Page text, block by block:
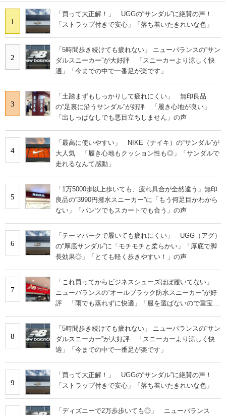
1
「買って大正解！」 UGGの“サンダル”に絶賛の声！
「ストラップ付きで安心」「落ち着いたきれいな色」
2
「5時間歩き続けても疲れない」 ニューバランスの“サン
ダルスニーカー”が大好評 「スニーカーより涼しく快
適」「今までの中で一番足が楽です」
3
「土踏まずもしっかりして疲れにくい」 無印良品
の“足裏に沿うサンダル”が好評 「履き心地が良い」
「出しっぱなしでも悪目立ちしません」の声
4
「最高に使いやすい」 NIKE（ナイキ）の“サンダル”が
大人気 「履き心地もクッション性も◎」「サンダルで
走れるなんて感動」
5
「1万5000歩以上歩いても、疲れ具合が全然違う」無印
良品の“3990円撥水スニーカー”に「もう何足目かわから
ない」「パンツでもスカートでも合う」の声
6
「テーマパークで履いても疲れにくい」 UGG（アグ）
の“厚底サンダル”に「モチモチと柔らかい」「厚底で脚
長効果◎」「とても軽く歩きやすい！」の声
7
「これ買ってからビジネスシューズほぼ履いてない」
ニューバランスの“オールブラック防水スニーカー”が好
評 「雨でも蒸れずに快適」「服を選ばないので重宝」
8
「5時間歩き続けても疲れない」 ニューバランスの“サン
ダルスニーカー”が大好評 「スニーカーより涼しく快
適」「今までの中で一番足が楽です」
9
「買って大正解！」 UGGの“サンダル”に絶賛の声！
「ストラップ付きで安心」「落ち着いたきれいな色」
「ディズニーで2万歩歩いても◎」 ニューバランス